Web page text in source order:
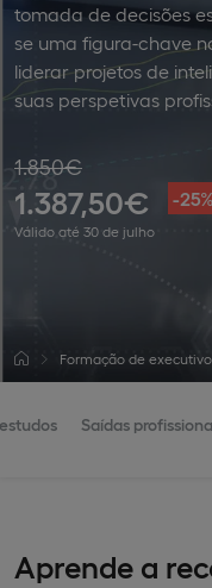
tomada de decisões
se uma figura-chave
liderar projetos de
suas perspetivas
1.850€
1.387,50€ -25%
Válido até 30 de julho
Formação de
Saídas
Aprende a